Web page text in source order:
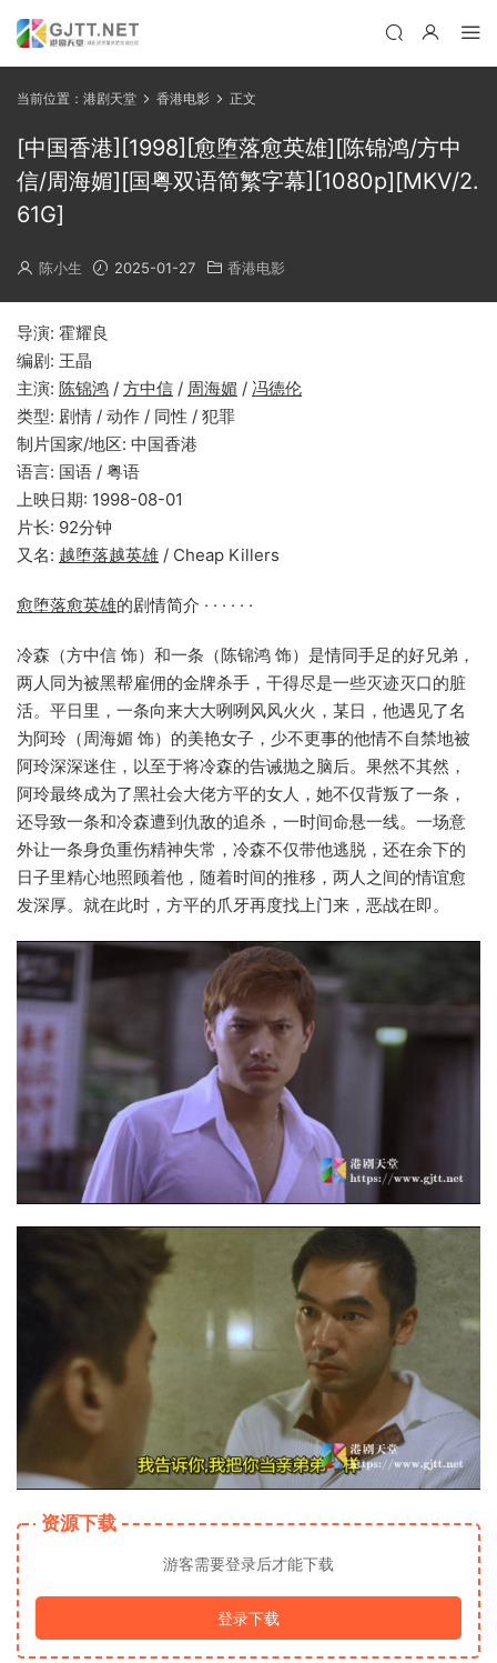
当前位置： 港剧天堂 香港电影 正文
[中国香港][1998][愈堕落愈英雄][陈锦鸿/方中
信/周海媚][国粤双语简繁字幕][1080p][MKV/2.
61G]
陈小生 2025-01-27 香港电影
导演: 霍耀良
编剧: 王晶
主演: 陈锦鸿 / 方中信 / 周海媚 / 冯德伦
类型: 剧情 / 动作 / 同性 / 犯罪
制片国家/地区: 中国香港
语言: 国语 / 粤语
上映日期: 1998-08-01
片长: 92分钟
又名: 越堕落越英雄 / Cheap Killers
愈堕落愈英雄的剧情简介 · · · · · ·
冷森（方中信 饰）和一条（陈锦鸿 饰）是情同手足的好兄弟，
两人同为被黑帮雇佣的金牌杀手，干得尽是一些灭迹灭口的脏
活。平日里，一条向来大大咧咧风风火火，某日，他遇见了名
为阿玲（周海媚 饰）的美艳女子，少不更事的他情不自禁地被
阿玲深深迷住，以至于将冷森的告诫抛之脑后。果然不其然，
阿玲最终成为了黑社会大佬方平的女人，她不仅背叛了一条，
还导致一条和冷森遭到仇敌的追杀，一时间命悬一线。一场意
外让一条身负重伤精神失常，冷森不仅带他逃脱，还在余下的
日子里精心地照顾着他，随着时间的推移，两人之间的情谊愈
发深厚。就在此时，方平的爪牙再度找上门来，恶战在即。
资源下载
游客需要登录后才能下载
登录下载